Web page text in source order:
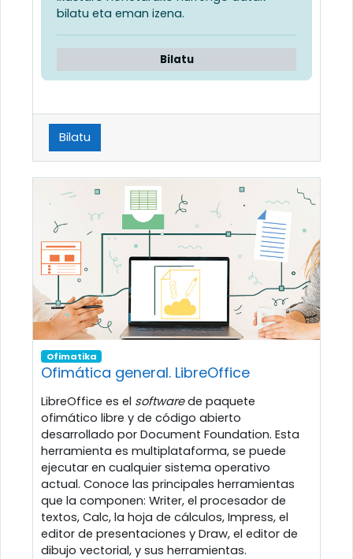
bilatu eta eman izena.
Bilatu
Bilatu
Ofimatika
Ofimática general. LibreOffice
LibreOffice es el softwarede paquete
ofimático libre y de código abierto
desarrollado por Document Foundation. Esta
herramienta es multiplataforma, se puede
ejecutar en cualquier sistema operativo
actual. Conoce las principales herramientas
que la componen: Writer, el procesador de
textos, Calc, la hoja de cálculos, Impress, el
editor de presentaciones y Draw, el editor de
dibujo vectorial, y sus herramientas.